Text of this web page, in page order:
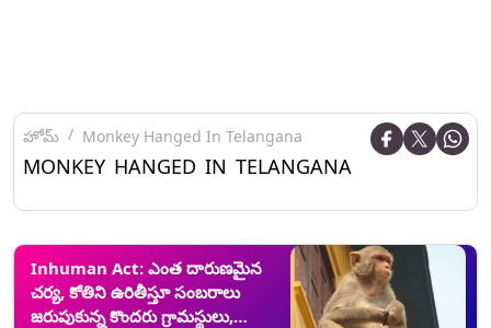
హోమ్ Monkey Hanged In Telangana
MONKEY HANGED IN TELANGANA
Inhuman Act: ఎంత దారుణమైన
చర్య, కోతిని ఉరితీస్తూ సంబరాలు
జరుపుకున్న కొందరు గ్రామస్థులు,